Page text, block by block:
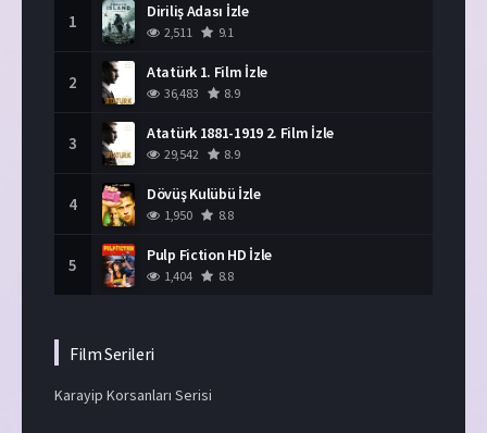
1 Diriliş Adası İzle
2,511 9.1
2 Atatürk 1. Film İzle
36,483 8.9
3 Atatürk 1881-1919 2. Film İzle
29,542 8.9
4 Dövüş Kulübü İzle
1,950 8.8
5 Pulp Fiction HD İzle
1,404 8.8
Film Serileri
Karayip Korsanları Serisi